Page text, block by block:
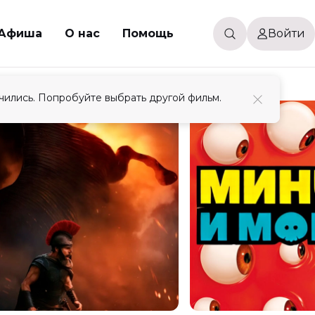
О нас Помощь Войти